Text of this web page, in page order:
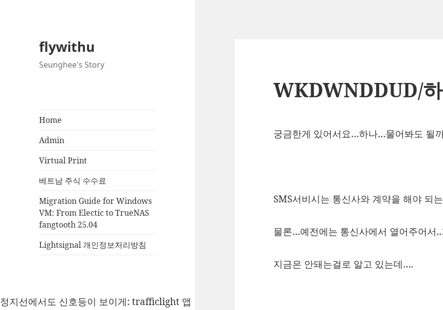
flywithu
Seunghee's Story
Home
Admin
Virtual Print
베트남 주식 수수료
Migration Guide for Windows
VM: From Electic to TrueNAS
fangtooth 25.04
Lightsignal 개인정보처리방침
정지선에서도 신호등이 보이게: trafficlight 앱
WKDWNDDUD/
궁금한게 있어서요…하나…물어봐도 될
SMS서비시는 통신사와 계약을 해야 되
물론…예전에는 통신사에서 열어주어서
지금은 안돼는걸로 알고 있는데….